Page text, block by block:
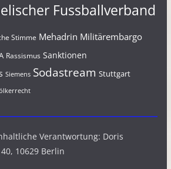
Fussballverband
Stimme Mehadrin Militärembargo
Rassismus Sanktionen
Siemens Sodastream Stuttgart
Verantwortung: Doris
10629 Berlin